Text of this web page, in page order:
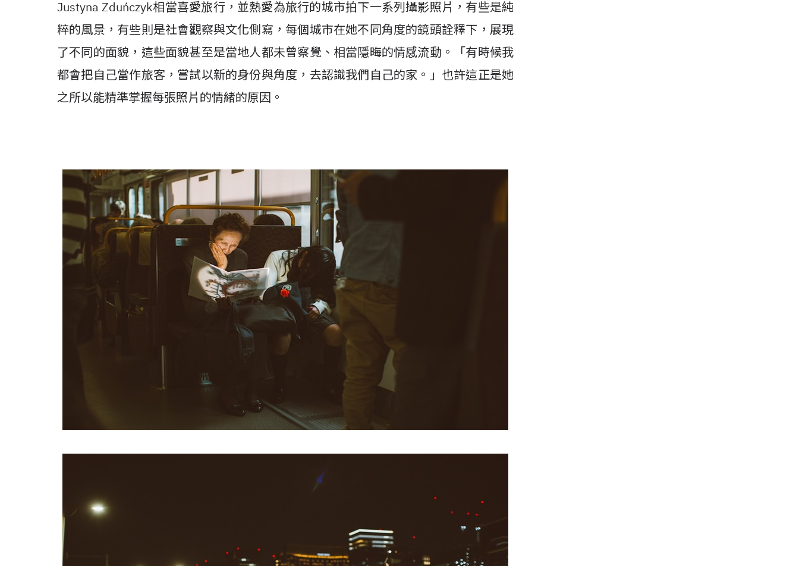
Justyna Zduńczyk相當喜愛旅行，並熱愛為旅行的城市拍下一系列攝影照片，有些是純
粹的風景，有些則是社會觀察與文化側寫，每個城市在她不同角度的鏡頭詮釋下，展現
了不同的面貌，這些面貌甚至是當地人都未曾察覺、相當隱晦的情感流動。「有時候我
都會把自己當作旅客，嘗試以新的身份與角度，去認識我們自己的家。」也許這正是她
之所以能精準掌握每張照片的情緒的原因。